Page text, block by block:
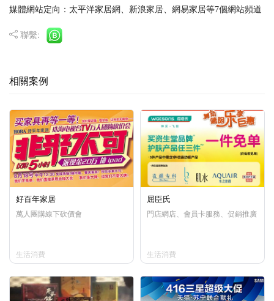
媒體網站定向：太平洋家居網、新浪家居、網易家居等7個網站頻道
聯繫:
相關案例
好百年家居
萬人團購線下砍價會
生活消費
屈臣氏
門店網店、會員卡服務、促銷推廣
生活消費